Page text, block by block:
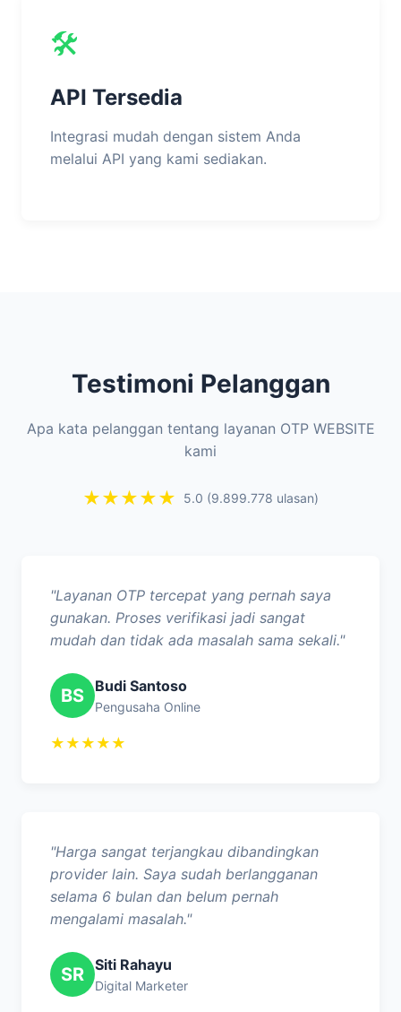
🛠️
API Tersedia
Integrasi mudah dengan sistem Anda
melalui API yang kami sediakan.
Testimoni Pelanggan
Apa kata pelanggan tentang layanan OTP WEBSITE
kami
★★★★★ 5.0 (9.899.778 ulasan)
"Layanan OTP tercepat yang pernah saya
gunakan. Proses verifikasi jadi sangat
mudah dan tidak ada masalah sama sekali."
BS Budi Santoso
Pengusaha Online
★★★★★
"Harga sangat terjangkau dibandingkan
provider lain. Saya sudah berlangganan
selama 6 bulan dan belum pernah
mengalami masalah."
SR Siti Rahayu
Digital Marketer